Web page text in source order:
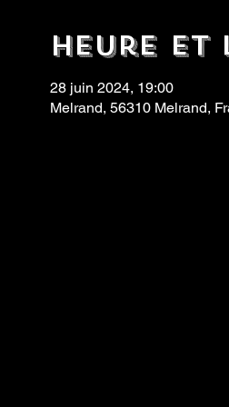
Heure et
28 juin 2024, 19:00
Melrand, 56310 Melrand,